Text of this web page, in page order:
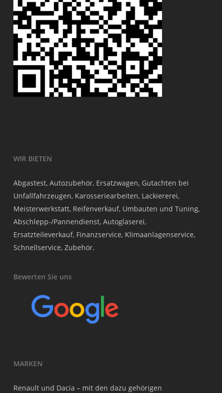
WIR BIETEN
Abgastest, Autozubehör, Ersatzwagen, Gutachten bei
Unfallfahrzeugen, Karosseriearbeiten, Lackiererei,
Meisterwerkstatt, Reifenverkauf, Umbauten und Tuning,
Abschlepp-/Pannendienst, Autoglaserei,
Ersatzteileverkauf, Finanzservice, Klimaanlagenservice,
Schnellservice, Zubehör.
Bewerten Sie uns
MARKEN
Renault und Dacia – mit den dazu gehörigen